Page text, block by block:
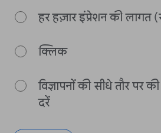
हर हज़ार इंप्रेशन की लागत
क्लिक
विज्ञापनों की सीधे तौर पर
दरें